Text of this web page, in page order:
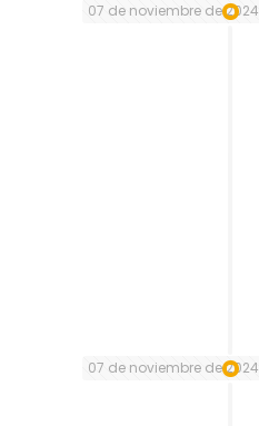
07 de noviembre de 2024
07 de noviembre de 2024